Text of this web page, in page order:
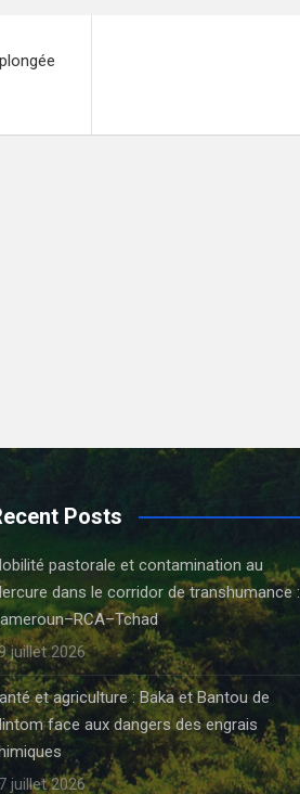
Posts
pastorale et contamination au
dans le corridor de transhumance :
juillet 2026
et agriculture : Baka et Bantou de
face aux dangers des engrais
juillet 2026